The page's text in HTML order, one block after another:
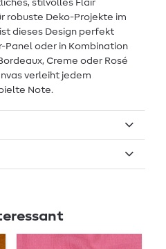
stilvolles Flair
robuste Deko-Projekte im
dieses Design perfekt
Panel oder in Kombination
Creme oder Rosé
verleiht jedem
Note.